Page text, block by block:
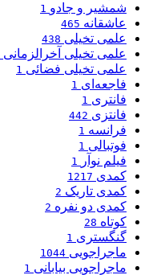
شمشیر و جادو 1
عاشقانه 465
علمی تخیلی 438
علمی تخیلی آخرالزمانی
علمی تخیلی فضائی 1
فاجعه‌ای 1
فانتری 1
فانتزی 442
فرانسه 1
فوتبالی 1
فیلم نوآر 1
کمدی 1217
کمدی تاریک 2
کمدی دو نفره 2
کوتاه 28
گنگستری 1
ماجراجویی 1044
ماجراجویی بیابانی 1